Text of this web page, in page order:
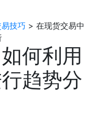
技巧 > 在现货交易中
何利用
趋势分